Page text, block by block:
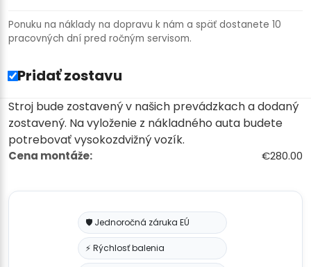
Ponuku na náklady na dopravu k nám a späť dostanete 10
pracovných dní pred ročným servisom.
Pridať zostavu
Stroj bude zostavený v našich prevádzkach a dodaný
zostavený. Na vyloženie z nákladného auta budete
potrebovať vysokozdvižný vozík.
Cena montáže: €280.00
🛡️ Jednoročná záruka EÚ
⚡ Rýchlosť balenia